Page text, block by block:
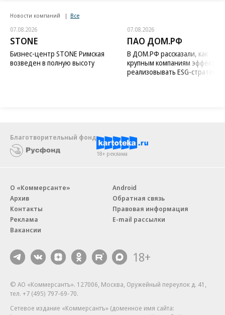
Новости компаний Все
07.08.2026
STONE
Бизнес-центр STONE Римская
возведен в полную высоту
07.08.2026
ПАО ДОМ.РФ
В ДОМ.РФ рассказали, как
крупным компаниям
реализовывать ESG-стратегию
Благотворительный фонд
18+ реклама
О «Коммерсанте»
Архив
Контакты
Реклама
Вакансии
Android
Обратная связь
Правовая информация
E-mail рассылки
18+
© АО «Коммерсантъ». 127006, Москва, Оружейный переулок д. 41,
тел. +7 (495) 797-69-70.
Сетевое издание «Коммерсантъ» (доменное имя сайта: